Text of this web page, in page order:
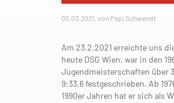
05.03.2021, von Pepi Schwendt
Am 23.2.2021 erreichte uns
heute DSG Wien, war in den
Jugendmeisterschaften über
9:33,6 festgeschrieben. Ab
1990er Jahren hat er sich als